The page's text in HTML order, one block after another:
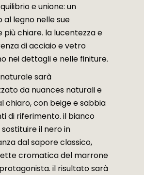
e unione: un
legno nelle sue
più chiare. la lucentezza e
di acciaio e vetro
nei dettagli e nelle finiture.
sarà
da nuances naturali e
chiaro, con beige e sabbia
di riferimento. il bianco
il nero in
dal sapore classico,
cromatica del marrone
il risultato sarà